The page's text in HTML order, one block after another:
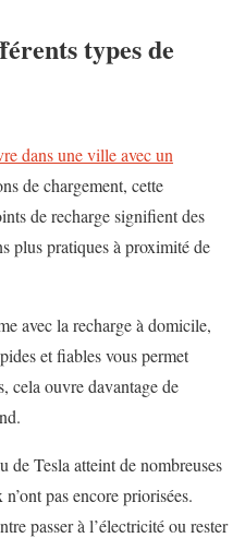
types de
dans une ville avec un
de chargement, cette
de recharge signifient des
plus pratiques à proximité de
avec la recharge à domicile,
et fiables vous permet
cela ouvre davantage de
de Tesla atteint de nombreuses
pas encore priorisées.
passer à l’électricité ou rester